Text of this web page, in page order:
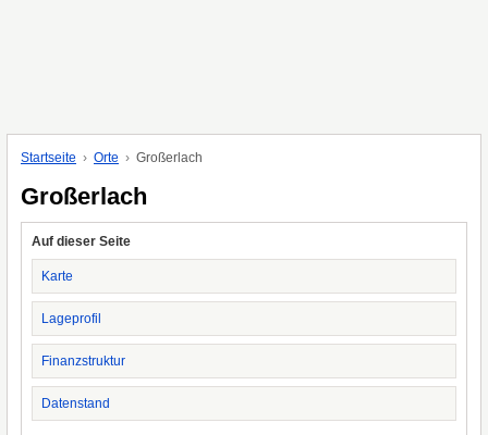
Startseite Orte Großerlach
Großerlach
Auf dieser Seite
Karte
Lageprofil
Finanzstruktur
Datenstand